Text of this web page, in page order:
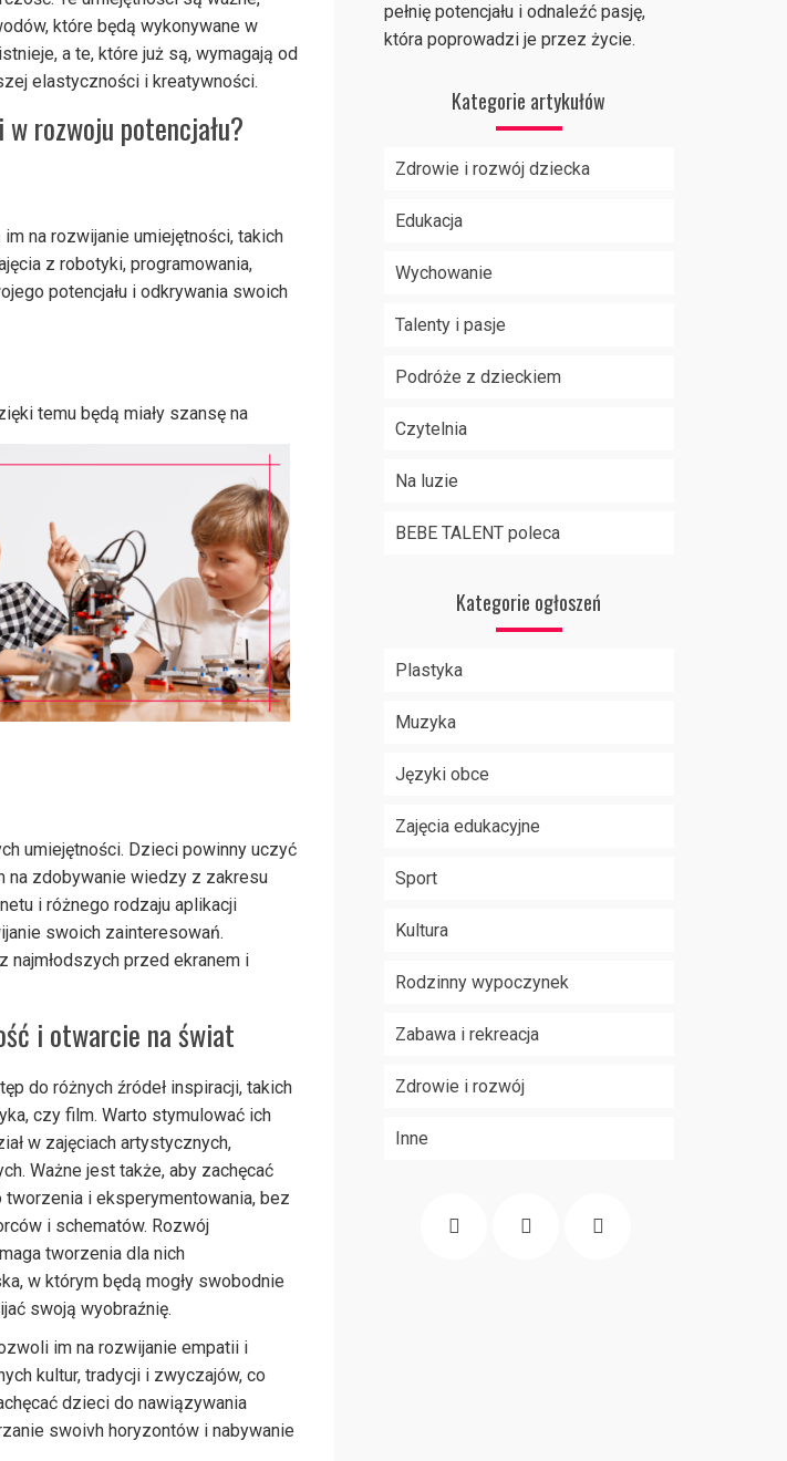
które będą wykonywane w
a te, które już są, wymagają od
elastyczności i kreatywności.
rozwoju potencjału?
na rozwijanie umiejętności, takich
z robotyki, programowania,
potencjału i odkrywania swoich
temu będą miały szansę na
umiejętności. Dzieci powinny uczyć
na zdobywanie wiedzy z zakresu
i różnego rodzaju aplikacji
swoich zainteresowań.
przed ekranem i
i otwarcie na świat
do różnych źródeł inspiracji, takich
czy film. Warto stymulować ich
w zajęciach artystycznych,
Ważne jest także, aby zachęcać
i eksperymentowania, bez
i schematów. Rozwój
tworzenia dla nich
w którym będą mogły swobodnie
swoją wyobraźnię.
im na rozwijanie empatii i
kultur, tradycji i zwyczajów, co
dzieci do nawiązywania
swoivh horyzontów i nabywanie
pełnię potencjału i odnaleźć pasję,
która poprowadzi je przez życie.
Kategorie artykułów
Zdrowie i rozwój dziecka
Edukacja
Wychowanie
Talenty i pasje
Podróże z dzieckiem
Czytelnia
Na luzie
BEBE TALENT poleca
Kategorie ogłoszeń
Plastyka
Muzyka
Języki obce
Zajęcia edukacyjne
Sport
Kultura
Rodzinny wypoczynek
Zabawa i rekreacja
Zdrowie i rozwój
Inne